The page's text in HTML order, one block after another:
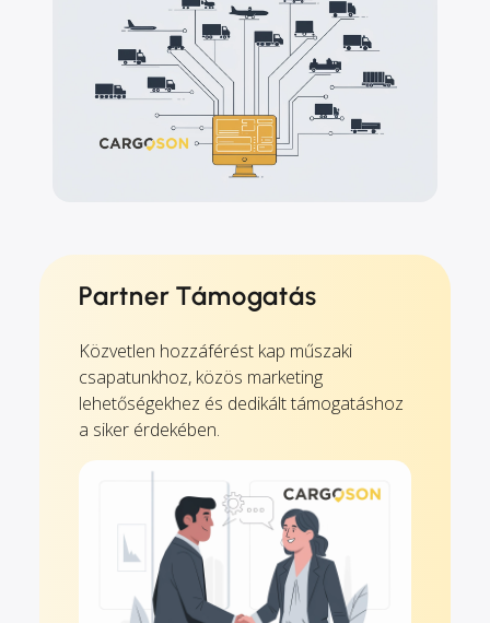
Partner Támogatás
Közvetlen hozzáférést kap műszaki
csapatunkhoz, közös marketing
lehetőségekhez és dedikált támogatáshoz
a siker érdekében.